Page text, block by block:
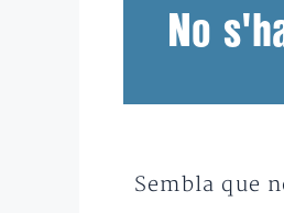
No
Sembla que